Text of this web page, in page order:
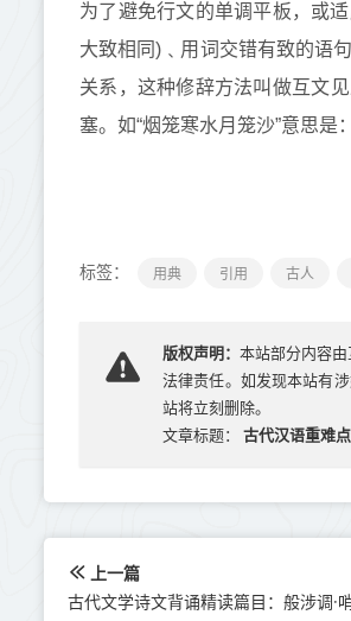
为了避免行文的单调平板，或
大致相同)﹑用词交错有致的语
关系，这种修辞方法叫做互文
塞。如“烟笼寒水月笼沙”意思是
标签： 用典 引用 古人
版权声明：本站部分内容
法律责任。如发现本站有
站将立刻删除。
文章标题：
古代汉语重难
上一篇
古代文学诗文背诵精读篇目：般涉调·